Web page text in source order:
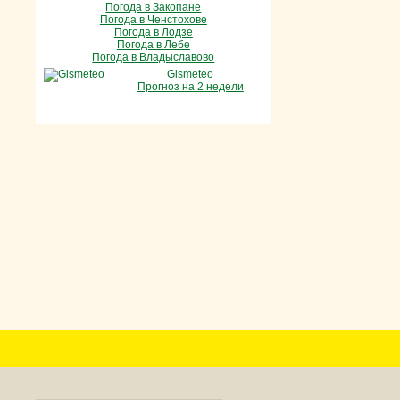
Погода в Закопане
Погода в Ченстохове
Погода в Лодзе
Погода в Лебе
Погода в Владыславово
Gismeteo
Прогноз на 2 недели